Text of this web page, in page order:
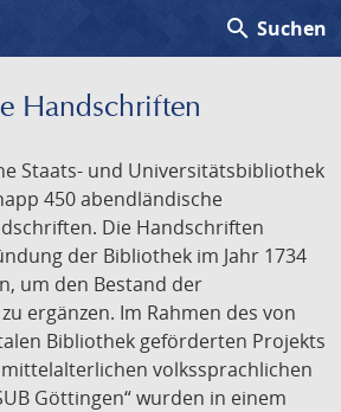
search Suchen
Handschriften
Staats- und Universitätsbibliothek
450 abendländische
Die Handschriften
der Bibliothek im Jahr 1734
um den Bestand der
ergänzen. Im Rahmen des von
Bibliothek geförderten Projekts
volkssprachlichen
Göttingen“ wurden in einem